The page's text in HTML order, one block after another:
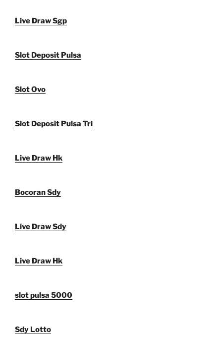
Live Draw Sgp
Slot Deposit Pulsa
Slot Ovo
Slot Deposit Pulsa Tri
Live Draw Hk
Bocoran Sdy
Live Draw Sdy
Live Draw Hk
slot pulsa 5000
Sdy Lotto